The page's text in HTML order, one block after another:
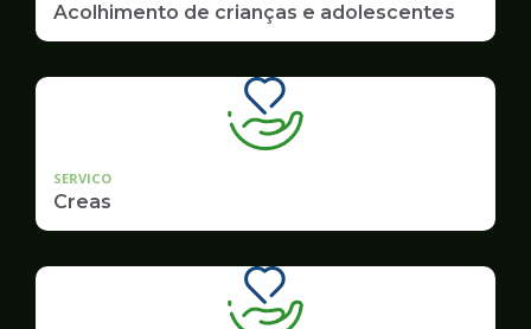
Acolhimento de crianças e adolescentes
SERVICO
Creas